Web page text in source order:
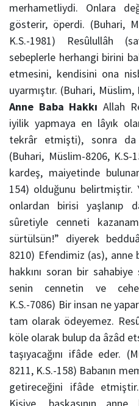
merhametliydi. Onlara
gösterir, öperdi. (Buhari,
K.S.-1981) Resûlullâh
sebeplerle herhangi birini
etmesini, kendisini ona
uyarmıştır. (Buhari,
Anne Baba HakkıAllah
iyilik yapmaya en lâyık
tekrâr etmişti), sonra
(Buhari, Müslim-8206, K.S-
kardeş, maiyetinde
154) olduğunu belirtmiştir.
onlardan birisi yaşlanıp
sûretiyle cenneti
sürtülsün!” diyerek
8210) Efendimiz (as), anne
hakkını soran bir
senin cennetin ve
K.S.-7086) Bir insan ne
tam olarak ödeyemez.
köle olarak bulup da âzâd
taşıyacağını ifâde eder.
8211, K.S.-158) Babanın
getireceğini ifâde